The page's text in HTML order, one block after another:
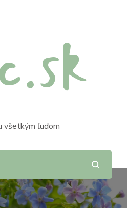
všetkým ľuďom